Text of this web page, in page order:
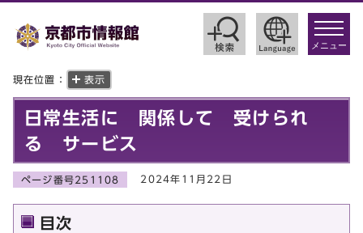
toggle
メニュー
現在位置： 表示
日常生活に 関係して 受けられ
る サービス
ページ番号251108 2024年11月22日
目次